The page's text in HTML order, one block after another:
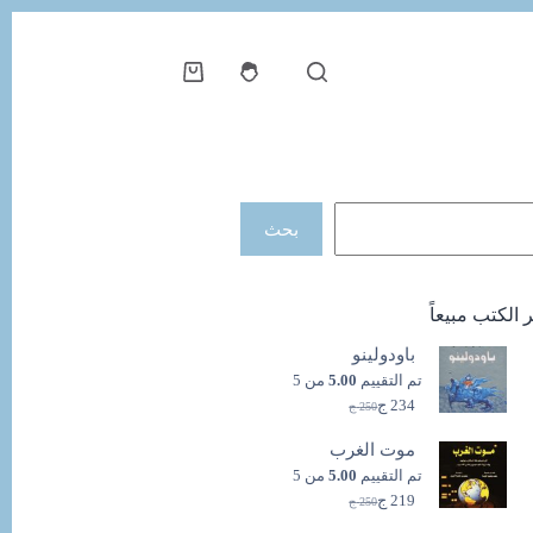
عربة
بحث
الكتب مبيعاً
باودولينو
تم التقييم 5.00 من 5
250 ج
السعر
هو:
250 ج.
234 ج
السعر
هو:
234 ج.
موت الغرب
تم التقييم 5.00 من 5
250 ج
السعر 219 ج
السعر